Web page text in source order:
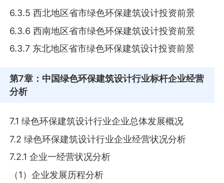
6.3.5 西北地区省市绿色环保建筑设计投资前景
6.3.6 西南地区省市绿色环保建筑设计投资前景
6.3.7 东北地区省市绿色环保建筑设计投资前景
第7章 ：中国绿色环保建筑设计行业标杆企业经营
分析
7.1 绿色环保建筑设计行业企业总体发展概况
7.2 绿色环保建筑设计行业企业经营状况分析
7.2.1 企业一经营状况分析
（1）企业发展历程分析